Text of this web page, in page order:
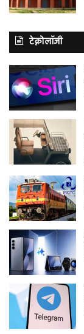
टेक्नोलॉजी